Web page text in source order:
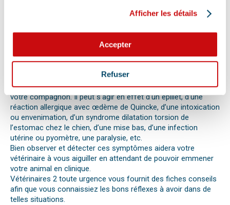
Afficher les détails
Accepter
Refuser
signaux. Tout comportement anormal ou abattement doit
Les difficultés respiratoires, pertes de conscience, les
vomissements, constipations ou diarrhées, une blessure, une
perte d’appétit soudaine sont autant de signes visibles que
votre chat, chien ou autre nouvel animal de compagnie ne va
Différentes causes peuvent être à l’origine d’une urgence pour
votre compagnon. Il peut s’agir en effet d’un épillet, d’une
réaction allergique avec œdème de Quincke, d’une intoxication
ou envenimation, d’un syndrome dilatation torsion de
l’estomac chez le chien, d’une mise bas, d’une infection
utérine ou pyomètre, une paralysie, etc.
Bien observer et détecter ces symptômes aidera votre
vétérinaire à vous aiguiller en attendant de pouvoir emmener
votre animal en clinique.
Vétérinaires 2 toute urgence vous fournit des fiches conseils
afin que vous connaissiez les bons réflexes à avoir dans de
telles situations.